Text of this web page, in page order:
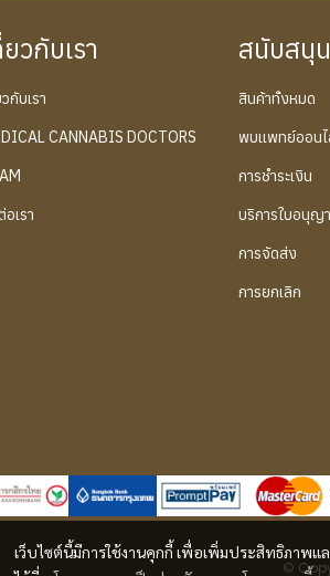
เว็บไซต์นี้มีการใช้งานคุกกี้ เพื่อเพิ่มประสิทธิภาพแ
ยวกับเรา
กับเรา
CANNABIS DOCTORS
เรา
สนับสนุน
สินค้าทั้งหมด
พบแพทย์ออน
การชำระเงิน
บริการใบอนุญ
การจัดส่ง
การยกเลิก
©